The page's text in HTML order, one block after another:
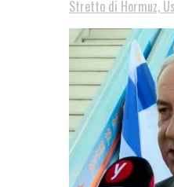
Stretto di Hormuz,